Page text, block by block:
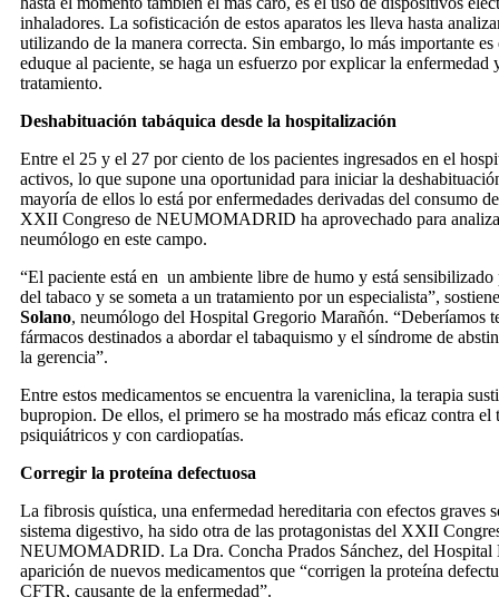
inhaladores. La sofisticación de estos aparatos les lleva hasta
utilizando de la manera correcta. Sin embargo, lo más importante es
eduque al paciente, se haga un esfuerzo por explicar la enfermedad
tratamiento.
Deshabituación tabáquica desde la hospitalización
Entre el 25 y el 27 por ciento de los pacientes ingresados en el
activos, lo que supone una oportunidad para iniciar la
mayoría de ellos lo está por enfermedades derivadas del consumo
XXII Congreso de NEUMOMADRID ha aprovechado para
neumólogo en este campo.
“El paciente está en un ambiente libre de humo y está sensibilizado
del tabaco y se someta a un tratamiento por un especialista”,
Solano, neumólogo del Hospital Gregorio Marañón. “Deberíamos
fármacos destinados a abordar el tabaquismo y el síndrome de
la gerencia”.
Entre estos medicamentos se encuentra la vareniclina, la terapia
bupropion. De ellos, el primero se ha mostrado más eficaz contra el
psiquiátricos y con cardiopatías.
Corregir la proteína defectuosa
La fibrosis quística, una enfermedad hereditaria con efectos graves
sistema digestivo, ha sido otra de las protagonistas del XXII
NEUMOMADRID. La Dra. Concha Prados Sánchez, del Hospital
aparición de nuevos medicamentos que “corrigen la proteína
CFTR, causante de la enfermedad”.